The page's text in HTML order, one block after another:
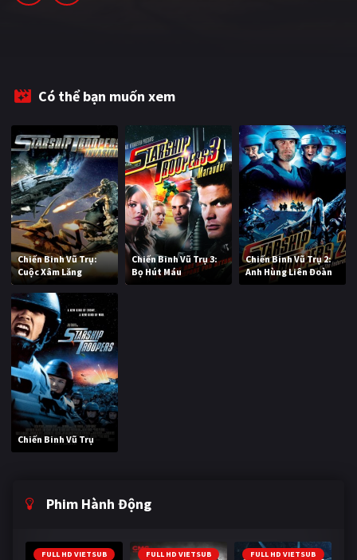
Có thể bạn muốn xem
Chiến Binh Vũ Trụ:
Cuộc Xâm Lăng
Chiến Binh Vũ Trụ 3:
Bọ Hút Máu
Chiến Binh Vũ Trụ 2:
Anh Hùng Liên Đoàn
Chiến Binh Vũ Trụ
Phim Hành Động
FULL HD VIETSUB FULL HD VIETSUB FULL HD VIETSUB